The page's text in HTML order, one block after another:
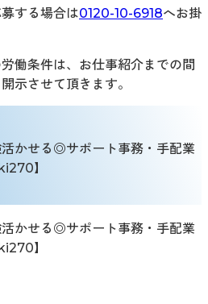
する場合は0120-10-6918へお掛
働条件は、お仕事紹介までの間
示させて頂きます。
活かせる◎サポート事務・手配業
】
活かせる◎サポート事務・手配業
】